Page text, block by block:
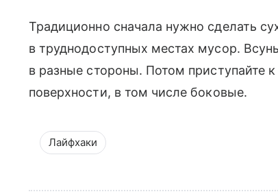
Традиционно сначала нужно сделать
в труднодоступных местах мусор.
в разные стороны. Потом приступайте
поверхности, в том числе боковые.
Лайфхаки